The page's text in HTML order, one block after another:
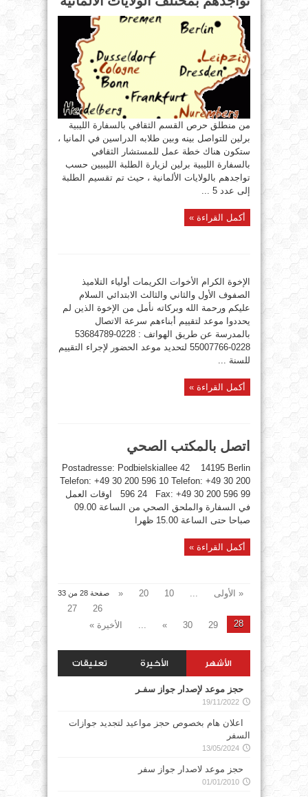
من منطلق حرص القسم الثقافي بالسفارة الليبية
برلين للتواصل بينه وبين طلابه الدراسين في المانيا ،
ستكون هناك خطة عمل للمستشار الثقافي
بالسفارة الليبية برلين لزيارة الطلبة الليبيين حسب
تواجدهم بالولايات الألمانية ، حيث تم تقسيم الطلبة
إلى عدد 5 ...
أكمل القراءة »
الإخوة الكرام الأخوات الكريمات أولياء التلاميذ
الصفوف الأول والثاني والثالث الابتدائي السلام
عليكم ورحمة الله وبركاته نأمل من الإخوة الذين لم
يحددوا موعد لتقييم أبناءهم سرعة الاتصال
بالمدرسة عن طريق الهواتف : 0228-53684789
0228-55007766 لتحديد موعد الحضور لإجراء التقييم
للسنة ...
أكمل القراءة »
اتصل بالمكتب الصحي
Postadresse: Podbielskiallee 42 14195 Berlin
Telefon: +49 30 200 596 10 Telefon: +49 30 200
596 24 Fax: +49 30 200 596 99 اوقات العمل
في السفارة والملحق الصحي من الساعة 09.00
صباحا حتى الساعة 15.00 ظهرا
أكمل القراءة »
صفحة 28 من 33 « الأولى ...
10
20
«
26
27
28
29
30
»
... الأخيرة »
الأشهر الأخيرة تعليقات
حجز موعد لإصدار جواز سفـر
19/11/2022
اعلان هام بخصوص حجز مواعيد لتجديد جوازات
السفر
13/05/2024
حجز موعد لاصدار جواز سفر
01/01/2010